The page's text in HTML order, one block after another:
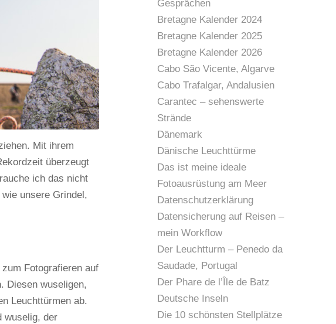
Mit ihrem
überzeugt
ich das nicht
unsere Grindel,
Fotografieren auf
Diesen wuseligen,
Leuchttürmen ab.
wuselig, der
Gesprächen
Bretagne Kalender 2024
Bretagne Kalender 2025
Bretagne Kalender 2026
Cabo São Vicente, Algarve
Cabo Trafalgar, Andalusien
Carantec – sehenswerte
Strände
Dänemark
Dänische Leuchttürme
Das ist meine ideale
Fotoausrüstung am Meer
Datenschutzerklärung
Datensicherung auf Reisen –
mein Workflow
Der Leuchtturm – Penedo da
Saudade, Portugal
Der Phare de l’Île de Batz
Deutsche Inseln
Die 10 schönsten Stellplätze